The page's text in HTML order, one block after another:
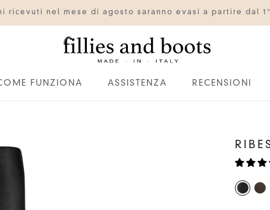
ricevuti nel mese di agosto saranno evasi a partire dal
FUNZIONA
ASSISTENZA
RECENSIONI